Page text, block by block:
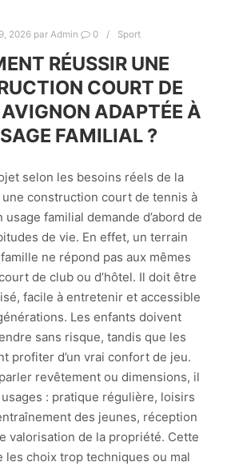
2026par Admin 0 Sport
RÉUSSIR UNE
COURT DE
ADAPTÉE À
FAMILIAL ?
selon les besoins réels de la
construction court de tennis à
familial demande d’abord de
de vie. En effet, un terrain
ne répond pas aux mêmes
de club ou d’hôtel. Il doit être
facile à entretenir et accessible
Les enfants doivent
sans risque, tandis que les
profiter d’un vrai confort de jeu.
revêtement ou dimensions, il
: pratique régulière, loisirs
des jeunes, réception
valorisation de la propriété. Cette
les choix trop techniques ou mal